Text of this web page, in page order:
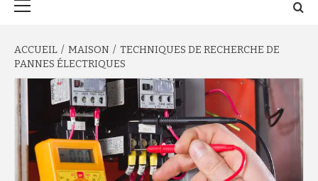
ACCUEIL MAISON
TECHNIQUES DE RECHERCHE DE
PANNES ÉLECTRIQUES